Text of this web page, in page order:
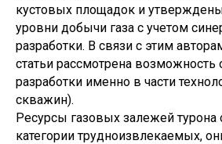
кустовых площадок и
уровни добычи газа с учетом
разработки. В связи с этим
статьи рассмотрена возможность
разработки именно в части
скважин).
Ресурсы газовых залежей турона
категории трудноизвлекаемых,